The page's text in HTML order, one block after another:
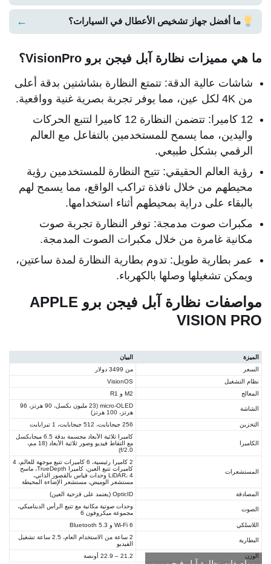
ما أفضل جهاز تشخيص الأعطال في السيارات؟ ←
ما هي مميزات نظارة آبل فيجن برو VisionPro؟
شاشات عالية الدقة: تتمتع النظارة بشاشتين بدقة أعلى
من 4K لكل عين، مما يوفر تجربة بصرية غنية وواقعية.
12 كاميرا: تتضمن النظارة 12 كاميرا لتتبع الحركات
واليدين، مما يسمح للمستخدمين بالتفاعل مع العالم
الرقمي بشكل طبيعي.
رؤية العالم الحقيقي: تتيح النظارة للمستخدمين رؤية
محيطهم من خلال نافذة تراكب الواقع، مما يسمح لهم
بالبقاء على دراية بمحيطهم أثناء استخدامها.
مكبرات صوت مدمجة: توفر النظارة تجربة صوت
مكانية غامرة من خلال مكبرات الصوت المدمجة.
عمر بطارية طويل: تدوم بطارية النظارة لمدة ساعتين،
ويمكن تشغيلها وصلها بالكهرباء.
مواصفات نظارة آبل فيجن برو APPLE
VISION PRO
الميزة
البيان
السعر
من 3499 دولار
نظام التشغيل
VisionOS
المعالج
M2 و R1
الشاشة
micro-OLED (23 مليون بكسل، 90 هرتز، 96
هرتز، 100 هرتز)
التخزين
256 جيجابايت، 512 جيجابايت، 1 تيرابايت
الكاميرا
كاميرا ثلاثية الأبعاد مجسمة بدقة 6.5 ميجابكسل
مع التقاط فيديو وصور ثلاثية الأبعاد (18 مم،
f/2.0)
المستشعرات
2 كاميرا رئيسية، 6 كاميرات تتبع موجهة للعالم، 4
كاميرات تتبع العين، كاميرا TrueDepth، ماسح
LiDAR، 4 وحدات قياس بالقصور الذاتي،
مستشعر الوميض، مستشعر الإضاءة المحيطة
المصادقة
OpticID (يعتمد على قزحية العين)
الصوت
وحدات صوتية مكانية مع تتبع الرأس الديناميكي،
مجموعة ميكروفون 6
اللاسلكي
Wi-Fi 6 و Bluetooth 5.3
البطارية
2 ساعة من الاستخدام العام، 2.5 ساعة تشغيل
الفيديو
الوزن
21.2 – 22.9 أونصة